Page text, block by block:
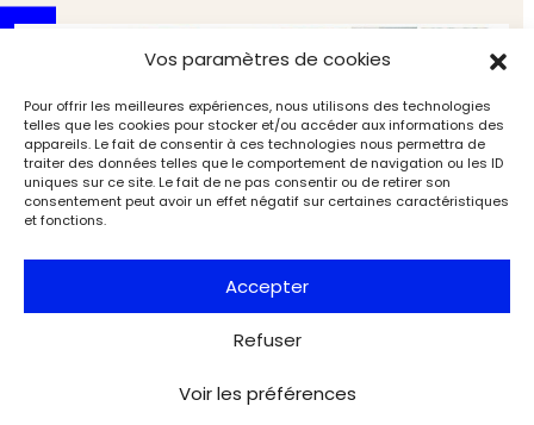
Vos paramètres de cookies
Pour offrir les meilleures expériences, nous utilisons des technologies
telles que les cookies pour stocker et/ou accéder aux informations des
appareils. Le fait de consentir à ces technologies nous permettra de
traiter des données telles que le comportement de navigation ou les ID
uniques sur ce site. Le fait de ne pas consentir ou de retirer son
consentement peut avoir un effet négatif sur certaines caractéristiques
et fonctions.
Accepter
Refuser
Voir les préférences
Vaison‑la‑Romaine : les dernières découvertes
(4/6). Le décor d’applique en marbre du forum et